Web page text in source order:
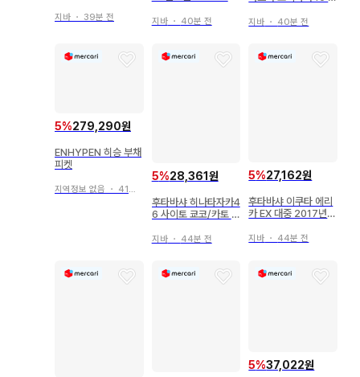
지바 ・ 39분 전 지바・ 40분 전
호 1705
지바 ・ 40분 전
5%279,290원
ENHYPEN 히승 부채
피켓
지역정보 없음 ・ 41분 전
5%28,361원
후타바샤 히나타자카4
6 사이토 쿄코/카토 시
년 3월호 2003
지바・ 44분 전
5%27,162원
후타바샤 이쿠타 에리
카 EX 대중 2017년 7
지바 ・ 44분 전
5%37,022원